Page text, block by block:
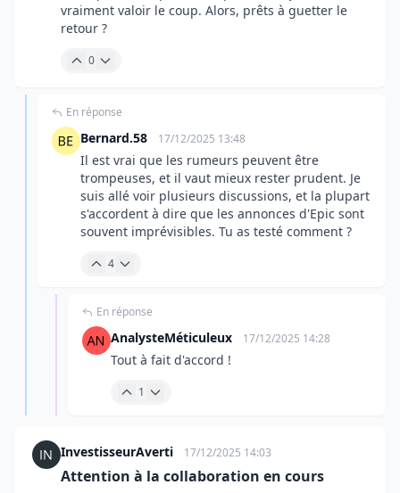
vraiment valoir le coup. Alors, prêts à guetter le
retour ?
0
En réponse
Bernard.58 17/12/2025 13:48
Il est vrai que les rumeurs peuvent être
trompeuses, et il vaut mieux rester prudent. Je
suis allé voir plusieurs discussions, et la plupart
s'accordent à dire que les annonces d'Epic sont
souvent imprévisibles. Tu as testé comment ?
4
En réponse
AnalysteMéticuleux 17/12/2025 14:28
Tout à fait d'accord !
1
InvestisseurAverti 17/12/2025 14:03
Attention à la collaboration en cours